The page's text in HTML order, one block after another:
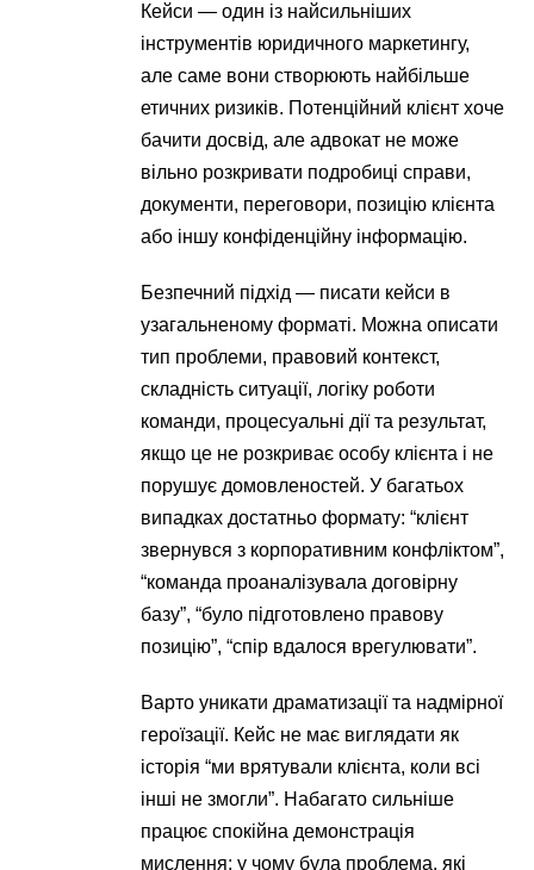
Кейси — один із найсильніших
інструментів юридичного маркетингу,
але саме вони створюють найбільше
етичних ризиків. Потенційний клієнт хоче
бачити досвід, але адвокат не може
вільно розкривати подробиці справи,
документи, переговори, позицію клієнта
або іншу конфіденційну інформацію.
Безпечний підхід — писати кейси в
узагальненому форматі. Можна описати
тип проблеми, правовий контекст,
складність ситуації, логіку роботи
команди, процесуальні дії та результат,
якщо це не розкриває особу клієнта і не
порушує домовленостей. У багатьох
випадках достатньо формату: “клієнт
звернувся з корпоративним конфліктом”,
“команда проаналізувала договірну
базу”, “було підготовлено правову
позицію”, “спір вдалося врегулювати”.
Варто уникати драматизації та надмірної
героїзації. Кейс не має виглядати як
історія “ми врятували клієнта, коли всі
інші не змогли”. Набагато сильніше
працює спокійна демонстрація
мислення: у чому була проблема, які